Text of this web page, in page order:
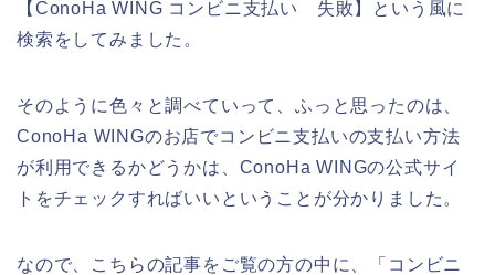
【ConoHa WING コンビニ支払い 失敗】という風に
検索をしてみました。
そのように色々と調べていって、ふっと思ったのは、
ConoHa WINGのお店でコンビニ支払いの支払い方法
が利用できるかどうかは、ConoHa WINGの公式サイ
トをチェックすればいいということが分かりました。
なので、こちらの記事をご覧の方の中に、「コンビニ